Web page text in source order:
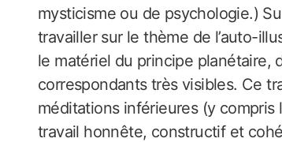
mysticisme ou de psychologie.)
travailler sur le thème de l’auto-
le matériel du principe planétaire,
correspondants très visibles. Ce
méditations inférieures (y
travail honnête, constructif et